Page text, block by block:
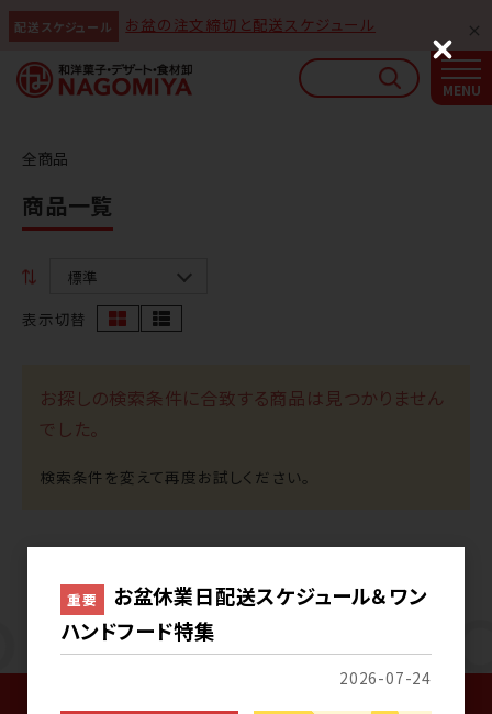
配送スケジュール お盆の注文締切と配送スケジュール
全商品
商品一覧
表示切替
お探しの検索条件に合致する商品は見つかりません
でした。
なごみやAIガイド
AIがなごみやの使い方をお答えします
重要
お盆休業日配送スケジュール＆ワン
ハンドフード特集
2026-07-24
C
l
o